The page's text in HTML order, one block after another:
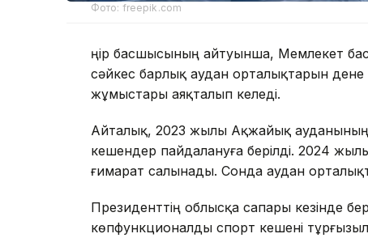
Фото: freepik.com
Өңір басшысының айтуынша, Мемлекет
сәйкес барлық аудан орталықтарын
жұмыстары аяқталып келеді.
Айталық, 2023 жылы Ақжайық
кешендер пайдалануға берілді. 2024
ғимарат салынады. Сонда аудан
Президенттің облысқа сапары кезінде
көпфункционалды спорт кешені